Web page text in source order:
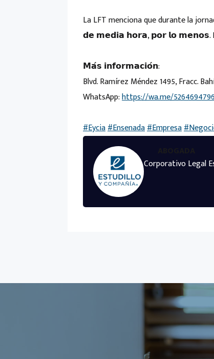
La LFT menciona que durante la
𝗱𝗲 𝗺𝗲𝗱𝗶𝗮 𝗵𝗼𝗿𝗮, 𝗽𝗼𝗿 𝗹𝗼 𝗺𝗲𝗻𝗼𝘀. El
𝗠𝗮́𝘀 𝗶𝗻𝗳𝗼𝗿𝗺𝗮𝗰𝗶𝗼́𝗻:
Blvd. Ramírez Méndez 1495, Fracc.
WhatsApp:https://wa.me/
#Eycia#Ensenada#Empresa
Corporativo Legal